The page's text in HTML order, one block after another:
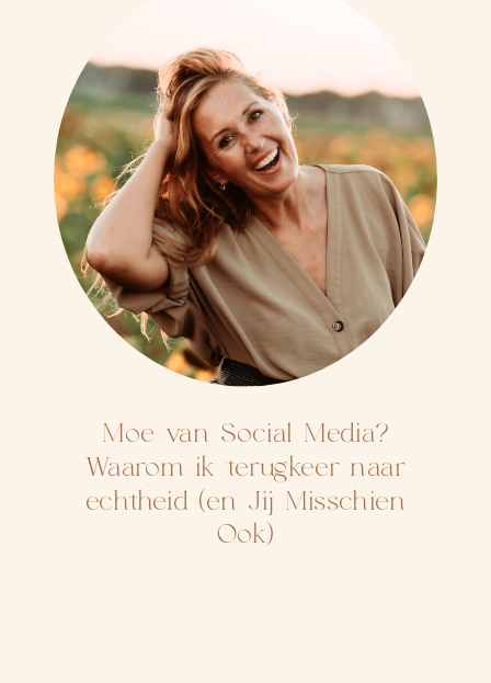
Moe van Social Media?
Waarom ik terugkeer naar
echtheid (en Jij Misschien
Ook)